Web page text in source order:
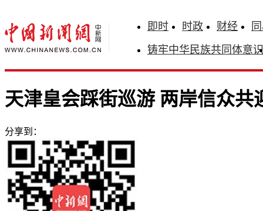
即时 时政 财经
铸牢中华民族共同体意识
天津皇会踩街巡游 两岸信众共
分享到：